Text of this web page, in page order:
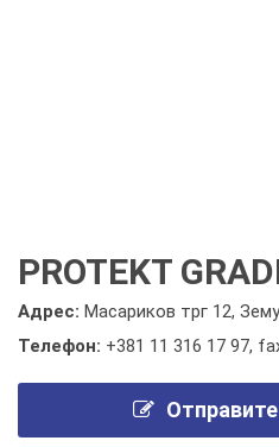
PROTEKT
Адрес: Масариков трг 12,
Телефон: +381 11 316 17 97,